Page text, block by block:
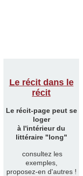
Le récit dans le
récit
Le récit-page peut se
loger
à l'intérieur du
littéraire "long"
consultez les
exemples,
proposez-en d'autres !